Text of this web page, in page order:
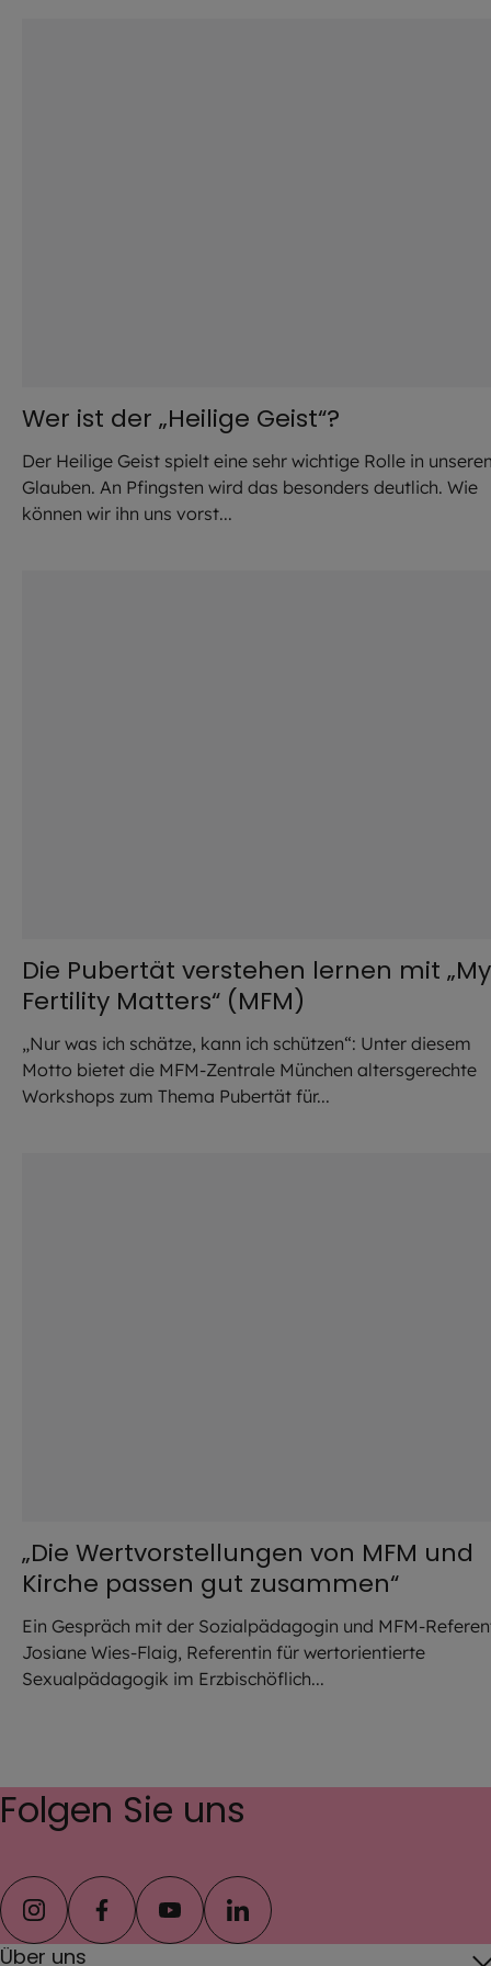
Wer ist der „Heilige Geist“?
Der Heilige Geist spielt eine sehr wichtige Rolle in
Glauben. An Pfingsten wird das besonders deutlich. Wie
können wir ihn uns vorst...
Die Pubertät verstehen lernen mit „My
Fertility Matters“ (MFM)
„Nur was ich schätze, kann ich schützen“: Unter diesem
Motto bietet die MFM-Zentrale München altersgerechte
Workshops zum Thema Pubertät für...
„Die Wertvorstellungen von MFM und
Kirche passen gut zusammen“
Ein Gespräch mit der Sozialpädagogin und MFM-
Josiane Wies-Flaig, Referentin für wertorientierte
Sexualpädagogik im Erzbischöflich...
Folgen Sie uns
instagramfacebookyoutubelinkedin
Über uns